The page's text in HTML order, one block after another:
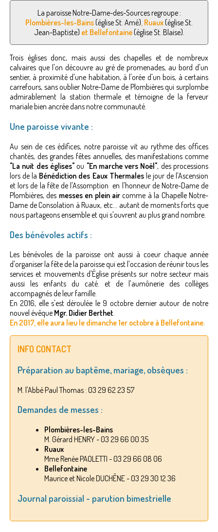
La paroisse Notre-Dame-des-Sources regroupe :
Plombières-les-Bains(église St. Amé), Ruaux(église St.
Jean-Baptiste) et Bellefontaine(église St. Blaise).
Trois églises donc, mais aussi des chapelles et de nombreux
calvaires que l'on découvre au gré de promenades, au bord d'un
sentier, à proximité d'une habitation, à l'orée d'un bois, à certains
carrefours, sans oublier Notre-Dame de Plombières qui surplombe
admirablement la station thermale et témoigne de la ferveur
mariale bien ancrée dans notre communauté.
Une paroisse vivante :
Au sein de ces édifices, notre paroisse vit au rythme des offices
chantés, des grandes fêtes annuelles, des manifestations comme
"La nuit des églises"ou "En marche vers Noël", des processions
lors de la Bénédiction des Eaux Thermales le jour de l'Ascension
et lors de la fête de l'Assomption en l'honneur de Notre-Dame de
Plombières, des messes en plein aircomme à la Chapelle Notre-
Dame de Consolation à Ruaux, etc... autant de moments forts que
nous partageons ensemble et qui s'ouvrent au plus grand nombre.
Des bénévoles actifs :
Les bénévoles de la paroisse ont aussi à coeur chaque année
d'organiser la fête de la paroisse qui est l'occasion de réunir tous les
services et mouvements d'Église présents sur notre secteur mais
aussi les enfants du caté. et de l'aumônerie des collèges
accompagnés de leur famille.
En 2016, elle s'est déroulée le 9 octobre dernier autour de notre
nouvel évêque Mgr. Didier Berthet.
En 2017, elle aura lieu le dimanche 1er octobre à Bellefontaine.
INFO CONTACT
Préparation au baptême, mariage, obsèques :
M. l'Abbé Paul Thomas : 03 29 62 23 57
Demandes de messes :
Plombières-les-Bains
M. Gérard HENRY - 03 29 66 00 35
Ruaux
Mme Renée PAOLETTI - 03 29 66 08 06
Bellefontaine
Maurice et Nicole DUCHÊNE - 03 29 30 12 36
Journal paroissial - parution bimestrielle